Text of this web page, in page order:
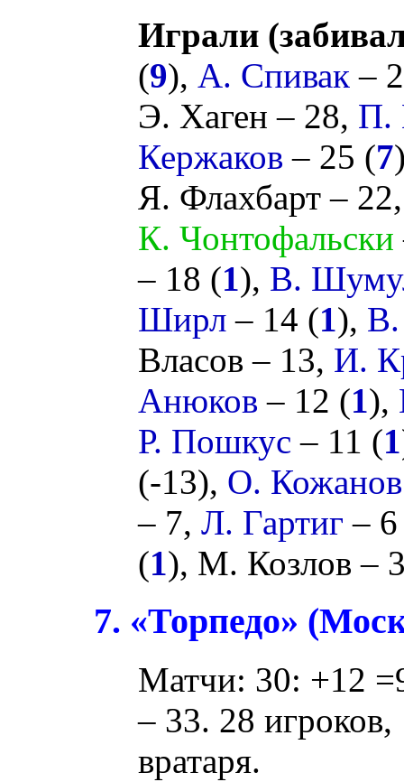
Играли
(9), А. Спивак –
Э. Хаген – 28, П.
Кержаков – 25 (7
Я. Флахбарт–
К. Чонтофальски
– 18 (1), В.
Ширл– 14 (1), В.
Власов – 13, И.
Анюков – 12 (1),
Р. Пошкус – 11 (1
(-13), О. Кожанов
– 7, Л. Гартиг –
(1), М. Козлов –
7. «Торпедо»
Матчи: 30: +12
– 33. 28
вратаря.